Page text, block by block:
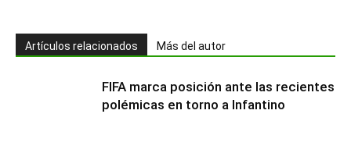
Artículos relacionados Más del autor
FIFA marca posición ante las recientes
polémicas en torno a Infantino